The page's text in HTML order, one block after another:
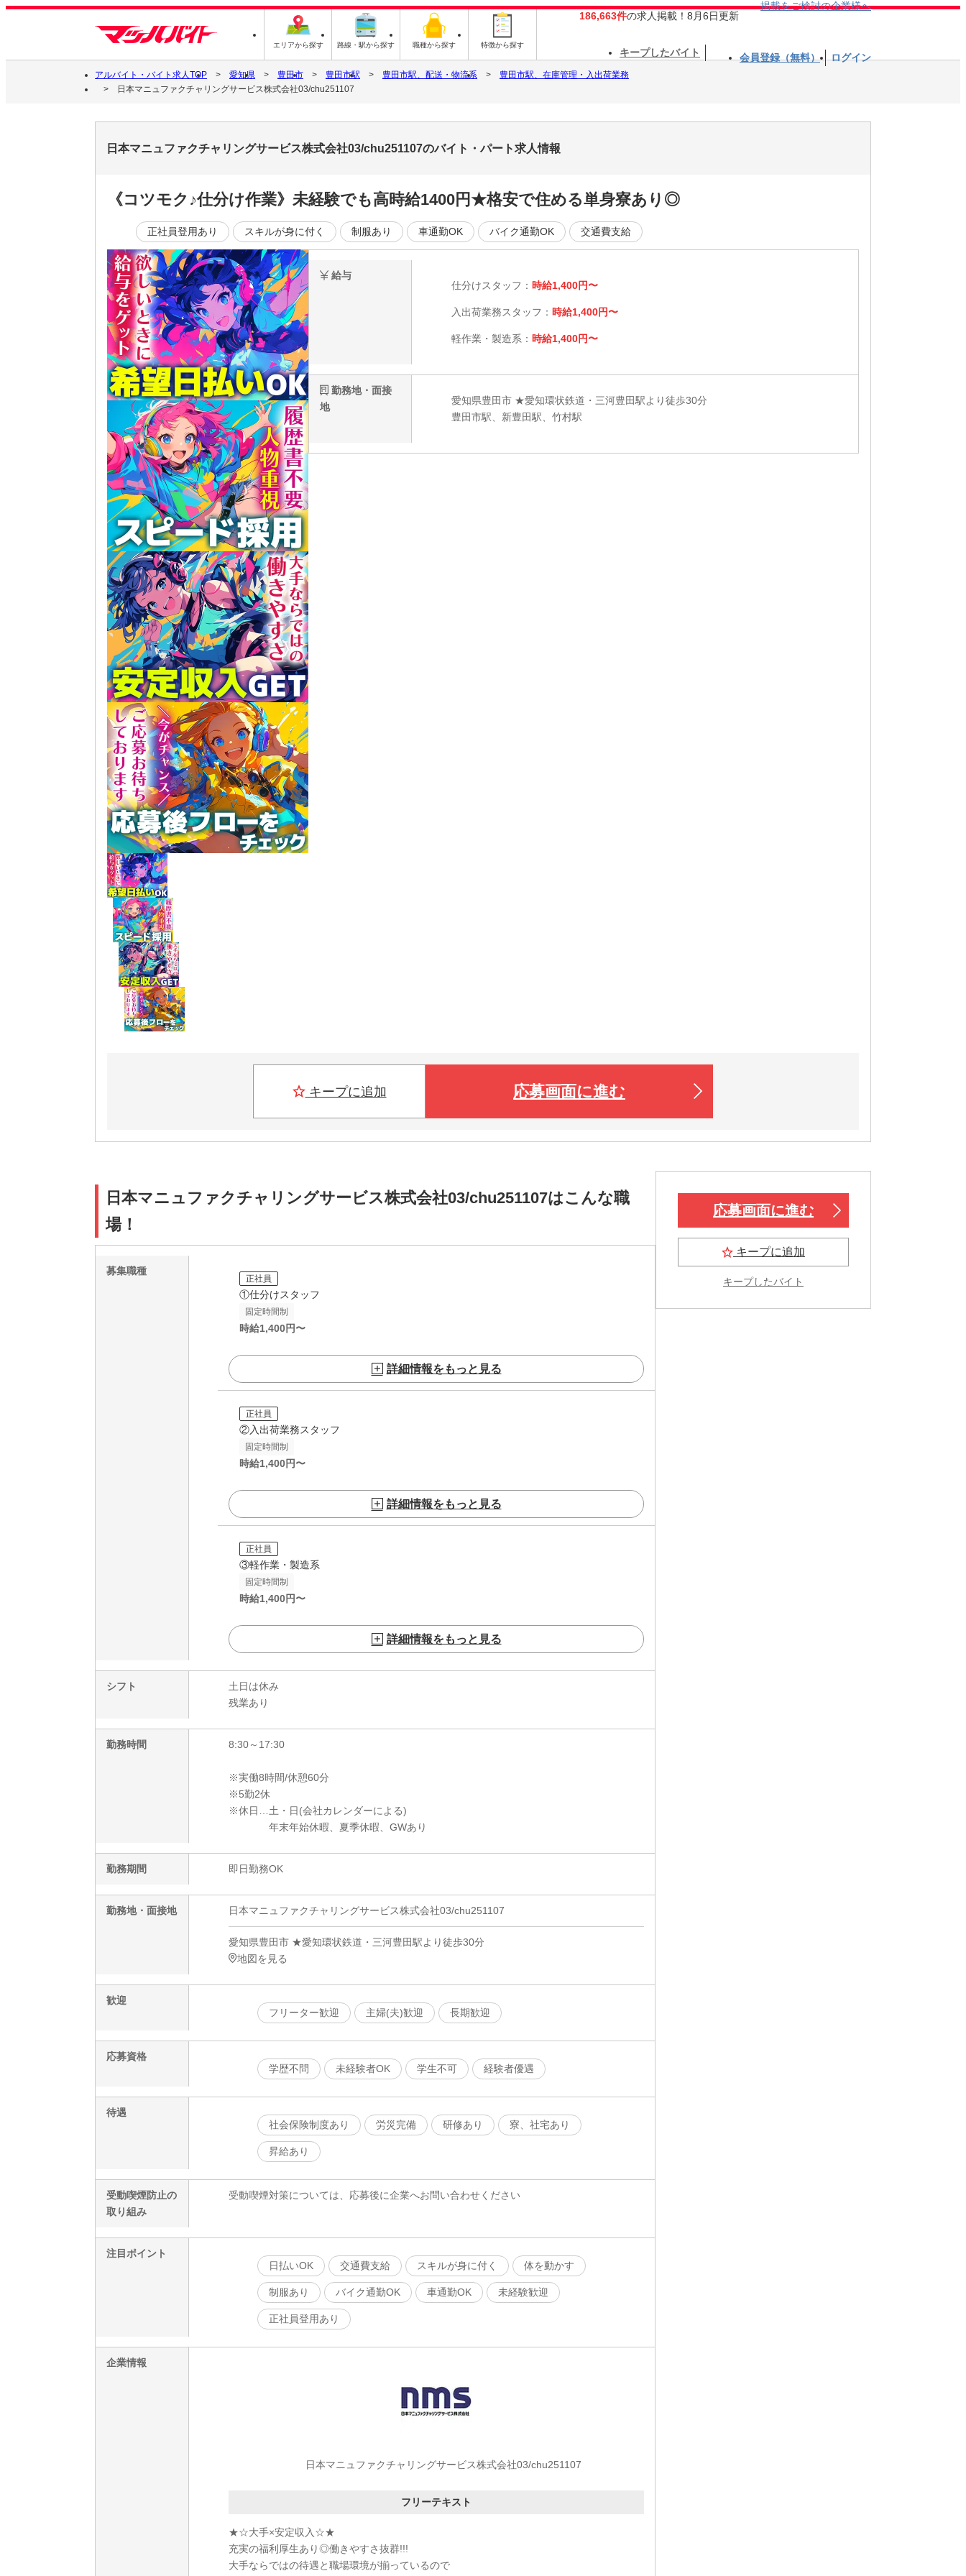
エリアから探す 路線・駅から探す 職種から探す 特徴から探す
186,663件の求人掲載！8月6日更新
掲載をご検討の企業様へ
キープしたバイト 会員登録（無料） ログイン
アルバイト・バイト求人TOP 愛知県 豊田市 豊田市駅 豊田市駅、配送・物流系
豊田市駅、在庫管理・入出荷業務
日本マニュファクチャリングサービス株式会社03/chu251107
日本マニュファクチャリングサービス株式会社03/chu251107のバイト・パート求人情報
《コツモク♪仕分け作業》未経験でも高時給1400円★格安で住める単身寮あり◎
正社員登用あり スキルが身に付く 制服あり 車通勤OK バイク通勤OK 交通費支給
給与
仕分けスタッフ： 時給1,400円〜
入出荷業務スタッフ： 時給1,400円〜
軽作業・製造系： 時給1,400円〜
勤務地・面接
地
愛知県豊田市 ★愛知環状鉄道・三河豊田駅より徒歩30分
豊田市駅、新豊田駅、竹村駅
キープに追加 応募画面に進む
日本マニュファクチャリングサービス株式会社03/chu251107はこんな職
場！
募集職種
正社員
①仕分けスタッフ
固定時間制
時給1,400円〜
詳細情報をもっと見る
正社員
②入出荷業務スタッフ
固定時間制
時給1,400円〜
詳細情報をもっと見る
正社員
③軽作業・製造系
固定時間制
時給1,400円〜
詳細情報をもっと見る
シフト
土日は休み
残業あり
勤務時間 8:30～17:30
※実働8時間/休憩60分
※5勤2休
※休日…土・日(会社カレンダーによる)
年末年始休暇、夏季休暇、GWあり
勤務期間 即日勤務OK
勤務地・面接地 日本マニュファクチャリングサービス株式会社03/chu251107
愛知県豊田市 ★愛知環状鉄道・三河豊田駅より徒歩30分
地図を見る
歓迎
フリーター歓迎
主婦(夫)歓迎 長期歓迎
応募資格
学歴不問
未経験者OK 学生不可 経験者優遇
待遇
社会保険制度あり
労災完備 研修あり 寮、社宅あり
昇給あり
受動喫煙防止の
取り組み
受動喫煙対策については、応募後に企業へお問い合わせください
注目ポイント
日払いOK
交通費支給 スキルが身に付く 体を動かす
制服あり バイク通勤OK 車通勤OK 未経験歓迎
正社員登用あり
企業情報
日本マニュファクチャリングサービス株式会社03/chu251107
フリーテキスト
★☆大手×安定収入☆★
充実の福利厚生あり◎働きやすさ抜群!!!
大手ならではの待遇と職場環境が揃っているので
応募画面に進む
キープに追加
キープしたバイト